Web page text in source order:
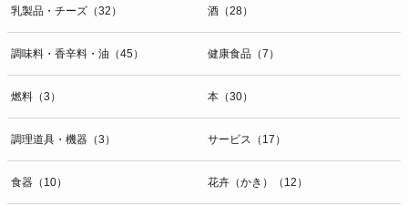
個人情報に関する問合わせ窓口
〒106-0044 東京都港区東麻布一丁目２７番１号 東麻布食文化ビル４
ＦＡＸ：047-401-6847
乳製品・チーズ（32） 酒（28）
調味料・香辛料・油（45） 健康食品（7）
燃料（3） 本（30）
調理道具・機器（3） サービス（17）
食器（10） 花卉（かき）（12）